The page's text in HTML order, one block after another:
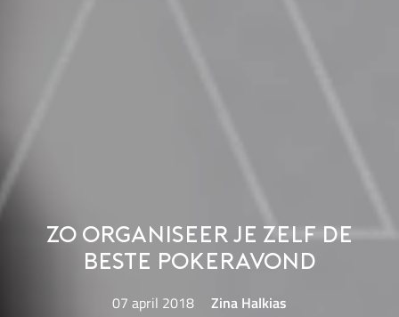
Zo organiseer je zelf de
beste pokeravond
07 april 2018 Zina Halkias